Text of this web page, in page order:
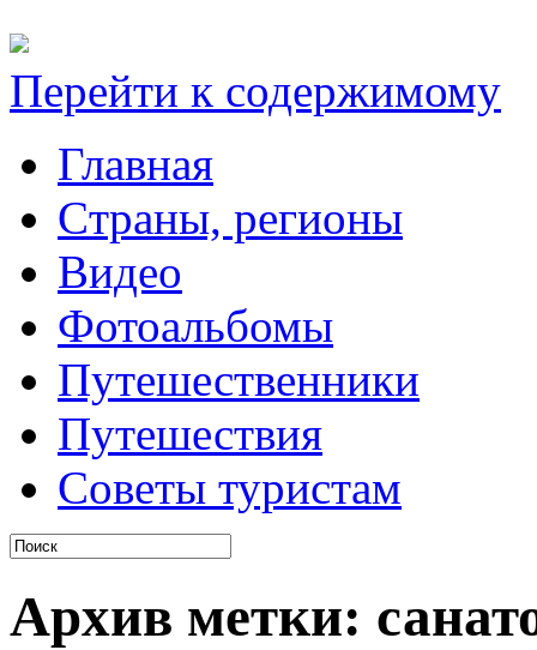
Перейти к содержимому
Главная
Cтраны, регионы
Видео
Фотоальбомы
Путешественники
Путешествия
Советы туристам
Архив метки: